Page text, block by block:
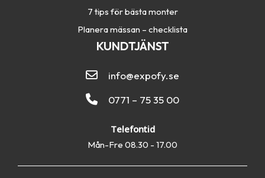
7 tips för bästa monter
Planera mässan – checklista
KUNDTJÄNST
info@expofy.se
0771 – 75 35 00
Telefontid
Mån-Fre 08.30 - 17.00